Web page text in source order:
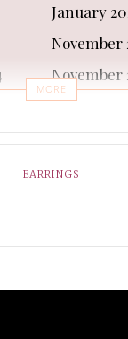
Clothing
Concealer
Costumes
Deodorant
Dressing
Eyes
January
November
November
September
July 2024
May 2024
December
MORE
EARRINGS